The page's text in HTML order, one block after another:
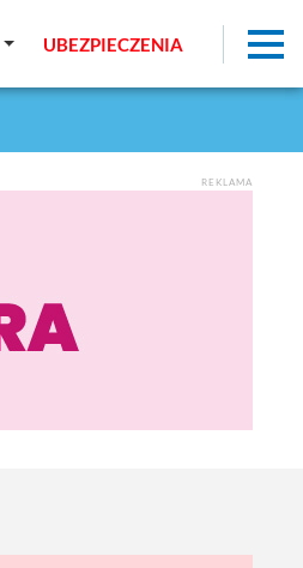
UBEZPIECZENIA
REKLAMA
UBEZPIECZENIA